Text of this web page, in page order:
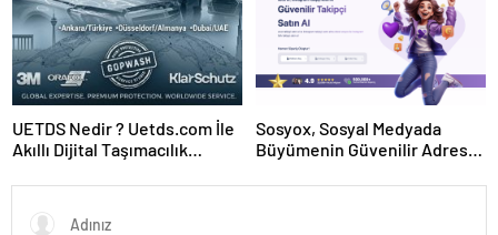
UETDS Nedir ? Uetds.com İle
Akıllı Dijital Taşımacılık
Sosyox, Sosyal Medyada
Büyümenin Güvenilir Adresi